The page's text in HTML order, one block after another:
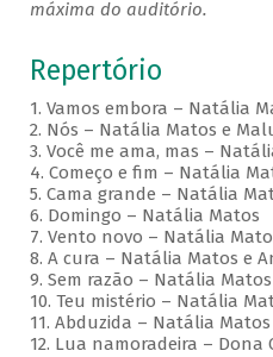
máxima do auditório.
Repertório
1. Vamos embora – Natália
2. Nós – Natália Matos e
3. Você me ama, mas –
4. Começo e fim – Natália
5. Cama grande – Natália
6. Domingo – Natália Matos
7. Vento novo – Natália
8. A cura – Natália Matos e
9. Sem razão – Natália Matos
10. Teu mistério – Natália
11. Abduzida – Natália Matos
12. Lua namoradeira – Dona